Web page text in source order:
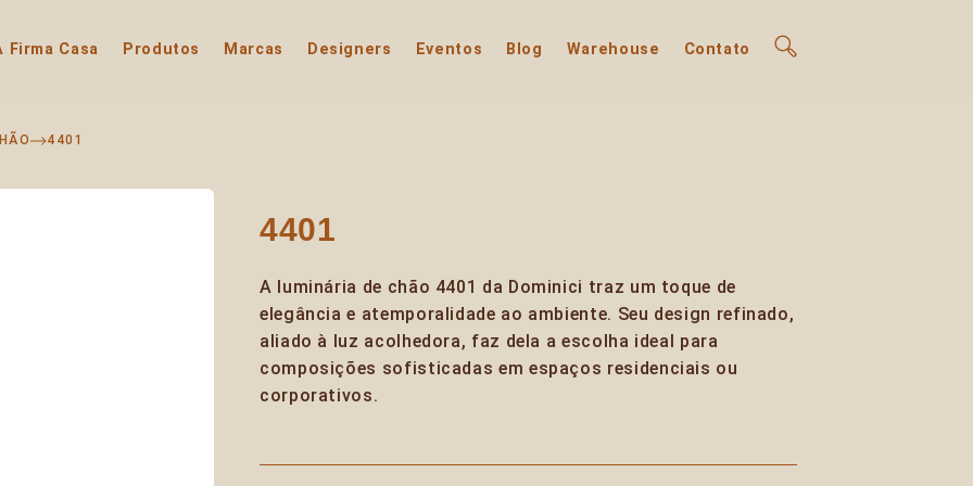
Firma Casa Produtos Marcas Designers Eventos Blog Warehouse Contato
4401
4401
A luminária de chão 4401 da Dominici traz um toque de
elegância e atemporalidade ao ambiente. Seu design refinado,
aliado à luz acolhedora, faz dela a escolha ideal para
composições sofisticadas em espaços residenciais ou
corporativos.